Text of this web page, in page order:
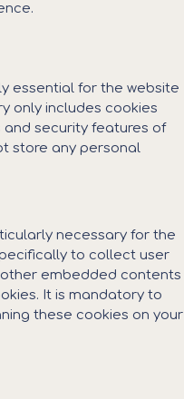
essential for the website
only includes cookies
security features of
store any personal
necessary for the
to collect user
embedded contents
It is mandatory to
these cookies on your